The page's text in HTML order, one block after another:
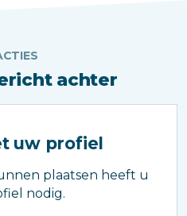
achter
uw profiel
plaatsen heeft u
nodig.